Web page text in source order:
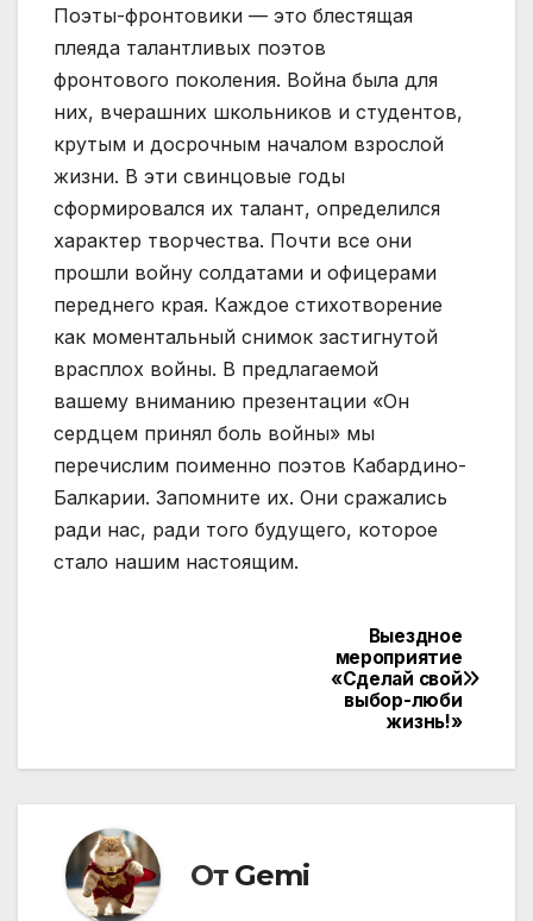
Поэты-фронтовики — это блестящая
плеяда талантливых поэтов
фронтового поколения. Война была для
них, вчерашних школьников и студентов,
крутым и досрочным началом взрослой
жизни. В эти свинцовые годы
сформировался их талант, определился
характер творчества. Почти все они
прошли войну солдатами и офицерами
переднего края. Каждое стихотворение
как моментальный снимок застигнутой
врасплох войны. В предлагаемой
вашему вниманию презентации «Он
сердцем принял боль войны» мы
перечислим поименно поэтов Кабардино-
Балкарии. Запомните их. Они сражались
ради нас, ради того будущего, которое
стало нашим настоящим.
Выездное
мероприятие
«Сделай свой
выбор-люби
жизнь!»
От Gemi